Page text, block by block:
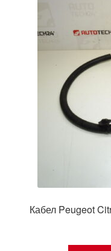
Кабел Peugeot